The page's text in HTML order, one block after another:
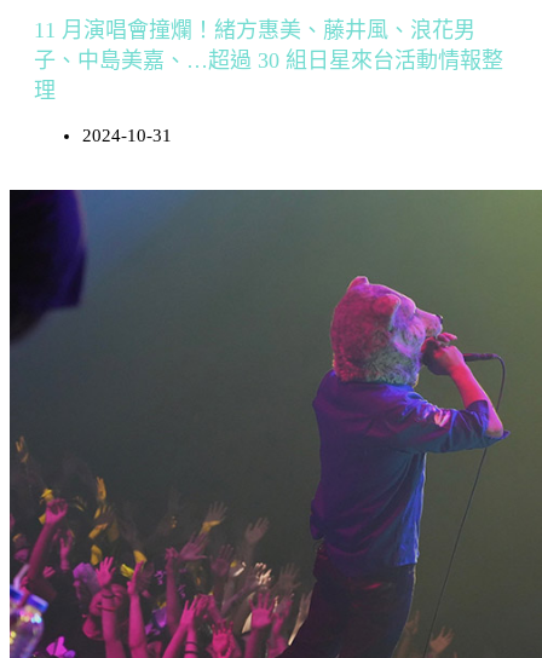
11 月演唱會撞爛！緒方惠美、藤井風、浪花男
子、中島美嘉、…超過 30 組日星來台活動情報整
理
2024-10-31